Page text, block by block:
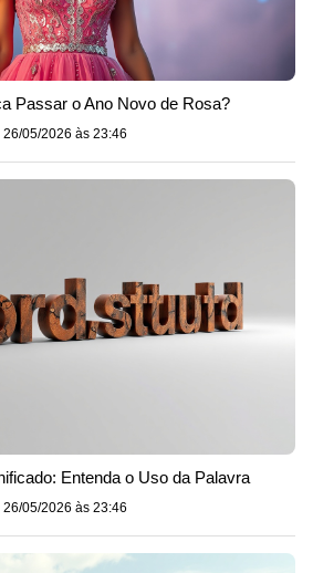
Passar o Ano Novo de Rosa?
26/05/2026 às 23:46
Entenda o Uso da Palavra
26/05/2026 às 23:46